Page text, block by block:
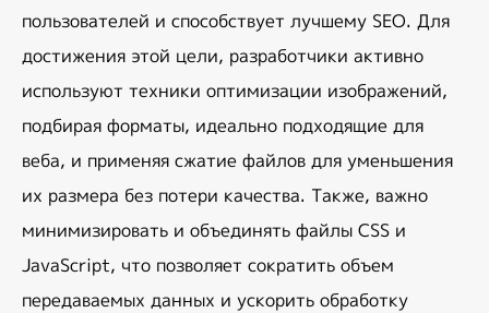
пользователей и способствует лучшему SEO. Для
достижения этой цели, разработчики активно
используют техники оптимизации изображений,
подбирая форматы, идеально подходящие для
веба, и применяя сжатие файлов для уменьшения
их размера без потери качества. Также, важно
минимизировать и объединять файлы CSS и
JavaScript, что позволяет сократить объем
передаваемых данных и ускорить обработку